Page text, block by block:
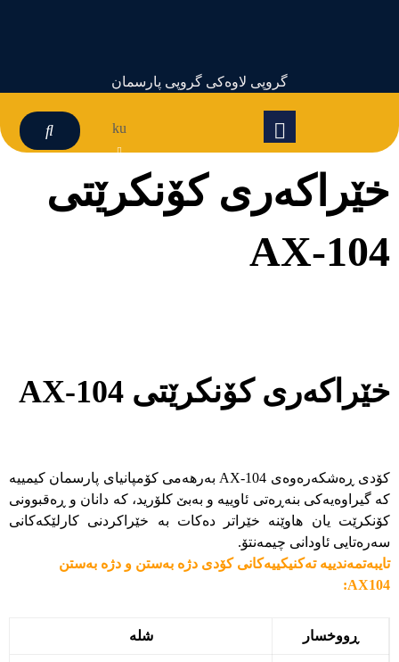
گروپی لاوەکی گروپی پارسمان
ku
خێراکەری کۆنکرێتی
AX-104
خێراکەری کۆنکرێتی AX-104
کۆدی ڕەشکەرەوەی AX-104 بەرهەمی کۆمپانیای پارسمان کیمییە
کە گیراوەیەکی بنەڕەتی ئاوییە و بەبێ کلۆرید، کە دانان و ڕەقبوونی
کۆنکرێت یان هاوێنە خێراتر دەکات بە خێراکردنی کارلێکەکانی
سەرەتایی ئاودانی چیمەنتۆ.
تایبەتمەندییە تەکنیکییەکانی کۆدی دژە بەستن و دژە بەستن
AX104:
ڕووخسار شلە